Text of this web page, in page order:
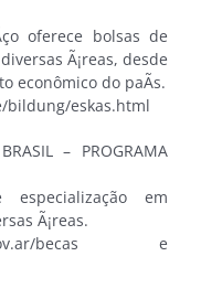
oferece bolsas de
Ã¡reas, desde
econômico do paÃ­s.
bildung/eskas.html
– PROGRAMA
em
Ã¡reas.
becas e